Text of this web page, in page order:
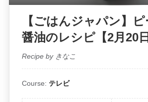
【ごはんジャパン】
醤油のレシピ【2月20日
Recipe by きなこ
Course: テレビ